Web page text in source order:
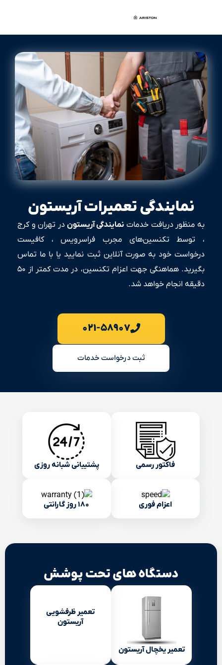
نمایندگی تعمیرات آریستون
به منظور دریافت خدمات نمایندگیآریستون در تهران و کرج
، توسط تکنسین‌های مجرب فراسرویس ، کافیست
درخواست خود به صورت آنلاین ثبت نمایید یا با ما تماس
بگیرید. هماهنگی جهت اعزام تکنسین، در مدت کمتر از ۵۰
دقیقه انجام خواهد شد.
۰۲۱-۵۸۹۰۷
ثبت درخواست خدمات
فاکتور رسمی پشتیبانی شبانه روزی
اعزام فوری ۱۸۰ روز گارانتی
دستگاه های تحت پوشش
تعمیر یخچال آریستون
تعمیر ظرفشویی
آریستون